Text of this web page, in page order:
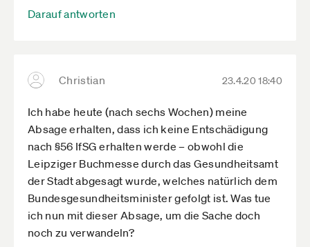
Darauf antworten
Christian 23.4.20 18:40
Ich habe heute (nach sechs Wochen) meine
Absage erhalten, dass ich keine Entschädigung
nach §56 IfSG erhalten werde – obwohl die
Leipziger Buchmesse durch das Gesundheitsamt
der Stadt abgesagt wurde, welches natürlich dem
Bundesgesundheitsminister gefolgt ist. Was tue
ich nun mit dieser Absage, um die Sache doch
noch zu verwandeln?